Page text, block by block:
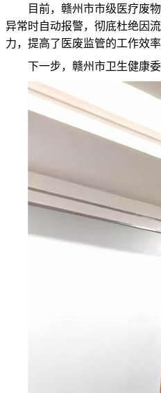
目前， 赣州市市级医疗废
异常时自动报警，彻底杜绝因
力，提高了医废监管的工作效率
下一步，赣州市卫生健康